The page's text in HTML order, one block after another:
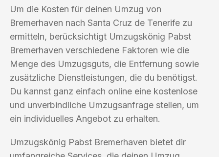
Um die Kosten für deinen Umzug von
Bremerhaven nach Santa Cruz de Tenerife zu
ermitteln, berücksichtigt Umzugskönig Pabst
Bremerhaven verschiedene Faktoren wie die
Menge des Umzugsguts, die Entfernung sowie
zusätzliche Dienstleistungen, die du benötigst.
Du kannst ganz einfach online eine kostenlose
und unverbindliche Umzugsanfrage stellen, um
ein individuelles Angebot zu erhalten.
Umzugskönig Pabst Bremerhaven bietet dir